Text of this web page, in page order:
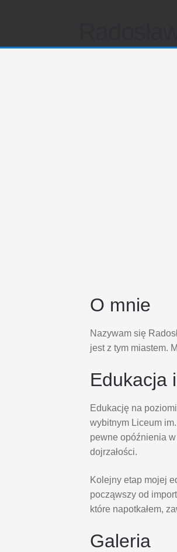
O mnie
Nazywam się
jest z tym miastem.
Edukacja
Edukację na
wybitnym Liceum
pewne opóźnienia
dojrzałości.
Kolejny etap mojej
począwszy od
które napotkałem,
Galeria